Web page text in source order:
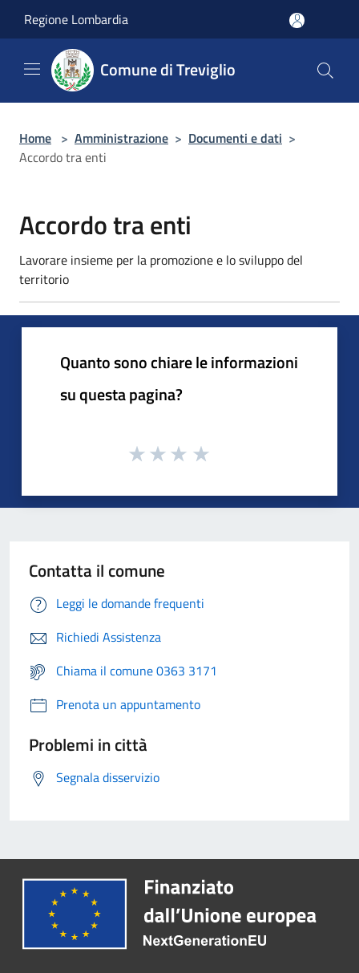
Regione Lombardia
Comune di Treviglio
Home > Amministrazione > Documenti e dati >
Accordo tra enti
Accordo tra enti
Lavorare insieme per la promozione e lo sviluppo del
territorio
Quanto sono chiare le informazioni
su questa pagina?
Contatta il comune
Leggi le domande frequenti
Richiedi Assistenza
Chiama il comune 0363 3171
Prenota un appuntamento
Problemi in città
Segnala disservizio